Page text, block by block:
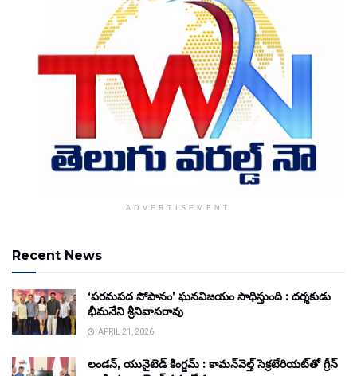
ADVERTISEMENT
Recent News
‘పరమపద సోపానం’ ఘనవిజయం సాధిస్తుంది : దర్శకుడు
భీమనేని శ్రీనివాసరావు
APRIL 21, 2026
లండన్, యునైటెడ్ కింగ్డమ్ : కామన్‌వెల్త్ సెక్రటేరియట్‌తో గ్రీన్